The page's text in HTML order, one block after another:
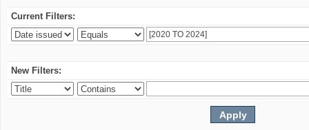
Current Filters:
New Filters: